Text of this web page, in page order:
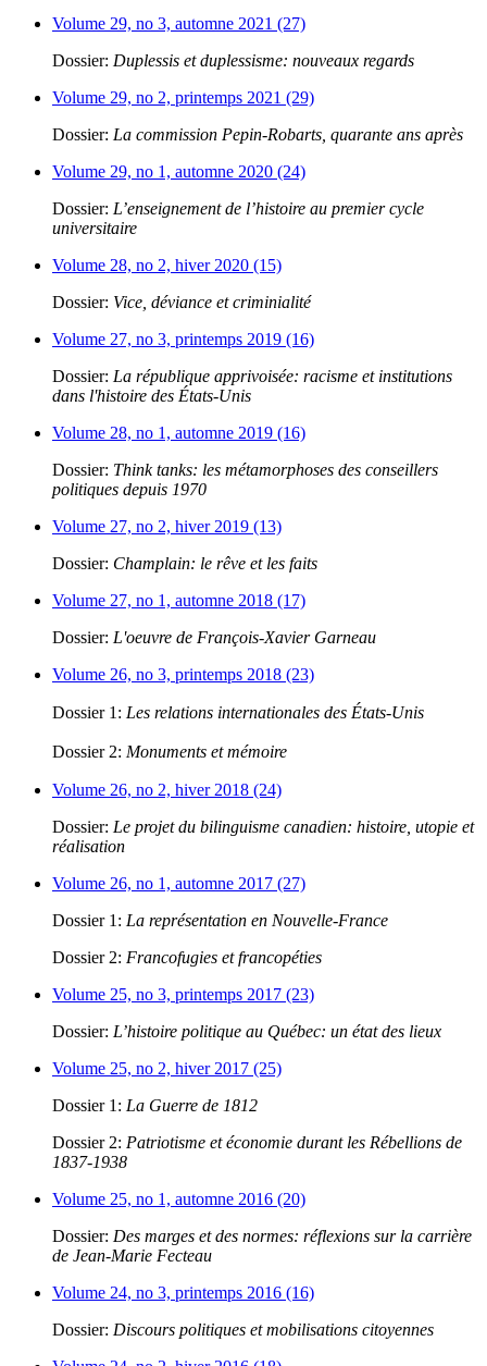
Volume 29, no 3, automne 2021 (27)
Dossier: Duplessis et duplessisme: nouveaux regards
Volume 29, no 2, printemps 2021 (29)
Dossier: La commission Pepin-Robarts, quarante ans après
Volume 29, no 1, automne 2020 (24)
Dossier: L’enseignement de l’histoire au premier cycle
universitaire
Volume 28, no 2, hiver 2020 (15)
Dossier: Vice, déviance et criminialité
Volume 27, no 3, printemps 2019 (16)
Dossier: La république apprivoisée: racisme et institutions
dans l'histoire des États-Unis
Volume 28, no 1, automne 2019 (16)
Dossier: Think tanks: les métamorphoses des conseillers
politiques depuis 1970
Volume 27, no 2, hiver 2019 (13)
Dossier: Champlain: le rêve et les faits
Volume 27, no 1, automne 2018 (17)
Dossier: L'oeuvre de François-Xavier Garneau
Volume 26, no 3, printemps 2018 (23)
Dossier 1: Les relations internationales des États-Unis
Dossier 2: Monuments et mémoire
Volume 26, no 2, hiver 2018 (24)
Dossier: Le projet du bilinguisme canadien: histoire, utopie et
réalisation
Volume 26, no 1, automne 2017 (27)
Dossier 1: La représentation en Nouvelle-France
Dossier 2: Francofugies et francopéties
Volume 25, no 3, printemps 2017 (23)
Dossier: L’histoire politique au Québec: un état des lieux
Volume 25, no 2, hiver 2017 (25)
Dossier 1: La Guerre de 1812
Dossier 2: Patriotisme et économie durant les Rébellions de
1837-1938
Volume 25, no 1, automne 2016 (20)
Dossier: Des marges et des normes: réflexions sur la carrière
de Jean-Marie Fecteau
Volume 24, no 3, printemps 2016 (16)
Dossier: Discours politiques et mobilisations citoyennes